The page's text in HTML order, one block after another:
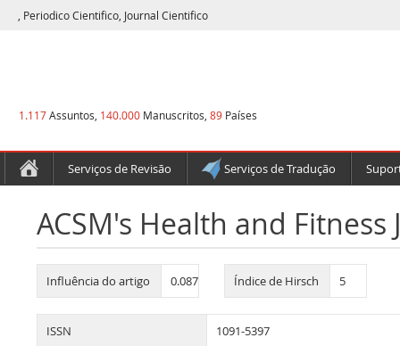
, Periodico Cientifico, Journal Cientifico
1.117Assuntos, 140.000 Manuscritos, 89 Países
Serviços de Revisão Serviços de Tradução
ACSM's Health and Fitness
Influência do artigo 0.087 Índice de Hirsch 5
ISSN 1091-5397